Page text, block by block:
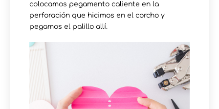
colocamos pegamento caliente en la
perforación que hicimos en el corcho y
pegamos el palillo allí.